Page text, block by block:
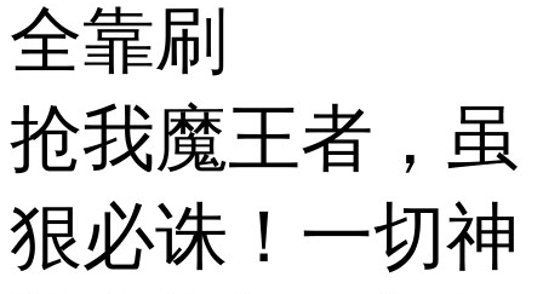
全靠刷
抢我魔王者，虽
狠必诛！一切神